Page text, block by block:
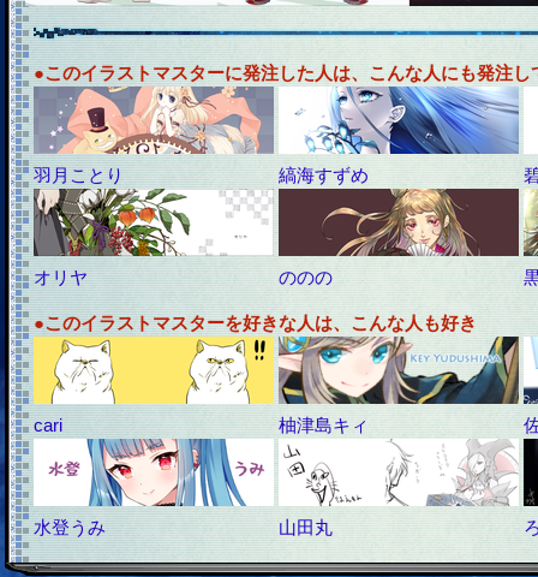
●このイラストマスターに発注した人は、こんな人にも発注し
羽月ことり 縞海すずめ
オリヤ ののの
●このイラストマスターを好きな人は、こんな人も好き
cari 柚津島キィ
水登うみ 山田丸